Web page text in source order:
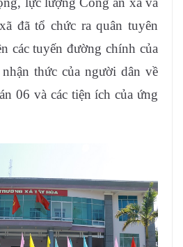
đã tổ chức ra quân tuyên
các tuyến đường chính của
thức của người dân về
06 và các tiện ích của ứng